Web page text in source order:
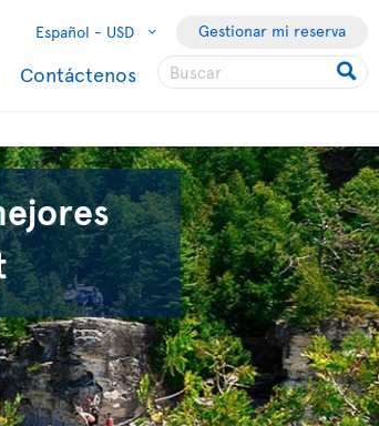
Español - USD Gestionar mi reserva
Contáctenos